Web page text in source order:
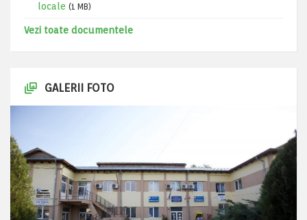
locale (1 MB)
Vezi toate documentele
GALERII FOTO